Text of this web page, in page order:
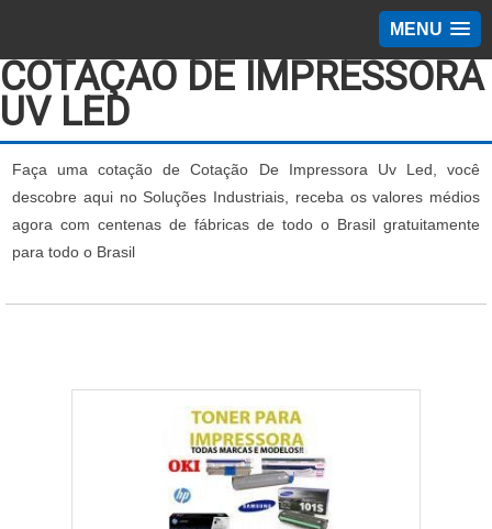
MENU
COTAÇÃO DE IMPRESSORA
UV LED
Faça uma cotação de Cotação De Impressora Uv Led, você
descobre aqui no Soluções Industriais, receba os valores médios
agora com centenas de fábricas de todo o Brasil gratuitamente
para todo o Brasil